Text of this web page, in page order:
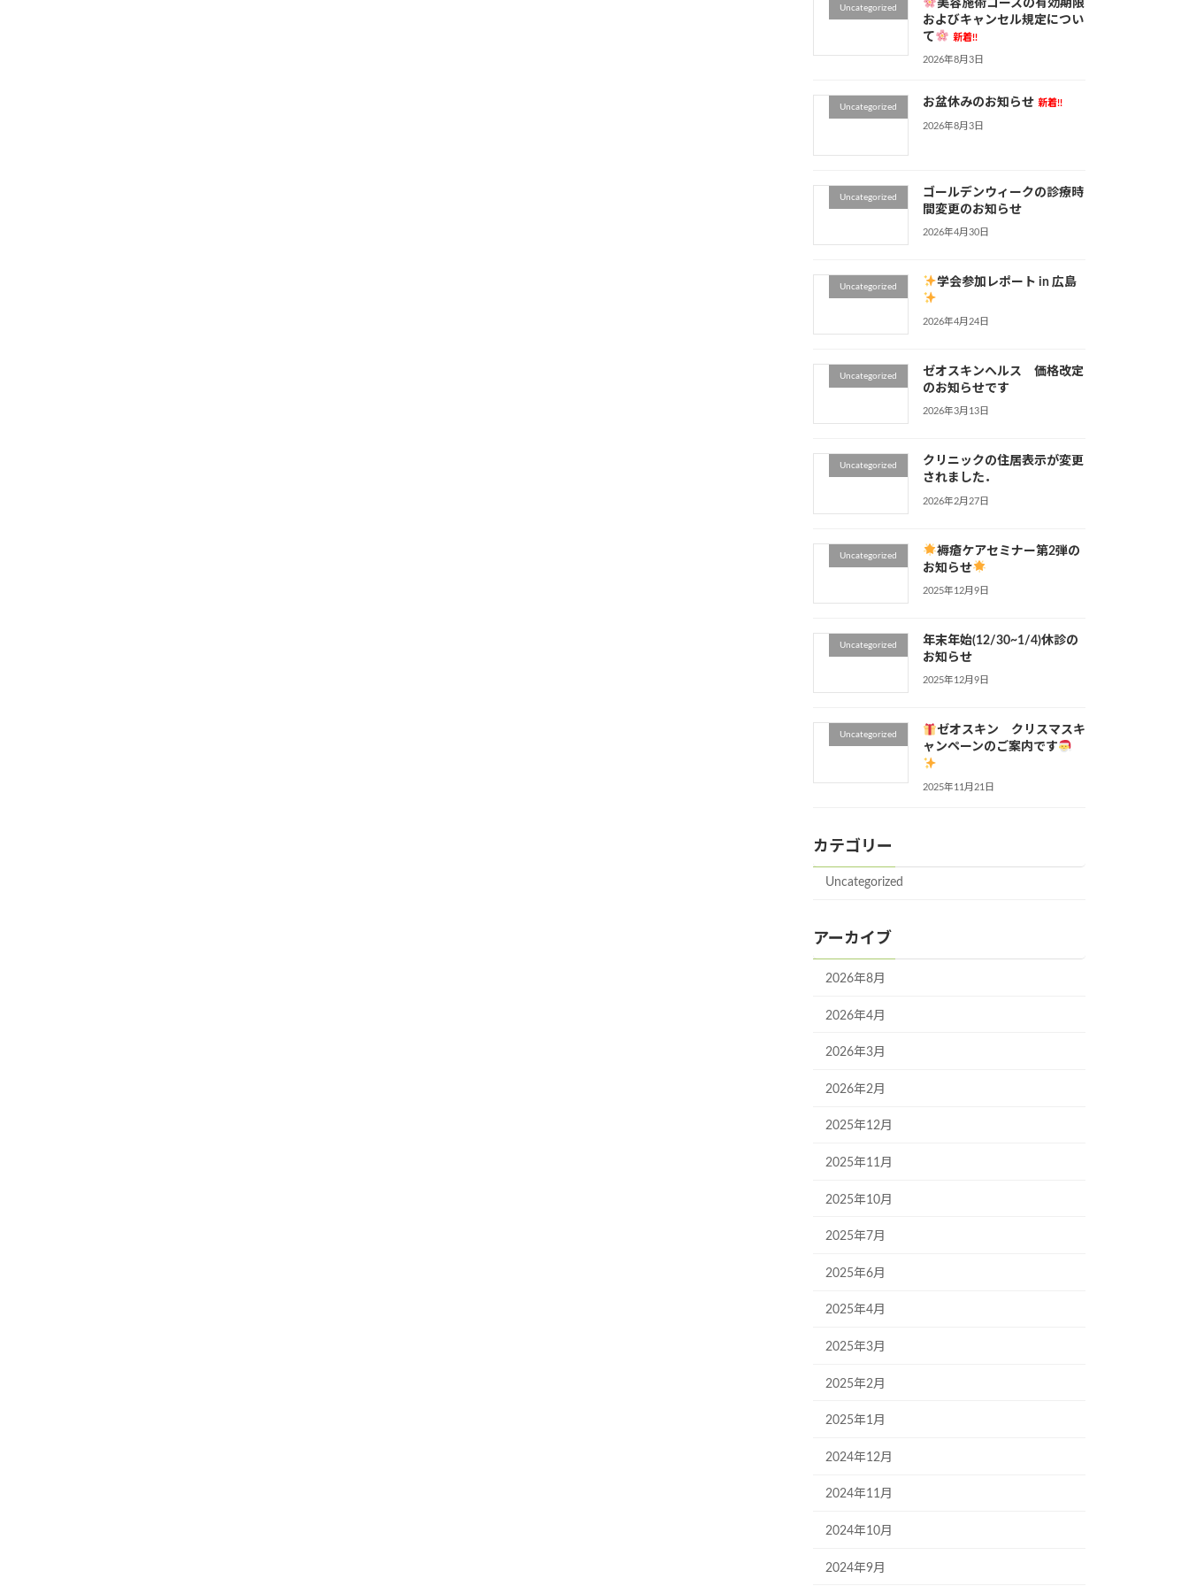
Uncategorized
美容施術コースの有効期限
およびキャンセル規定につい
て
新着!!
2026年8月3日
Uncategorized お盆休みのお知らせ 新着!!
2026年8月3日
Uncategorized
ゴールデンウィークの診療時
間変更のお知らせ
2026年4月30日
Uncategorized 学会参加レポート in 広島
2026年4月24日
Uncategorized
ゼオスキンヘルス 価格改定
のお知らせです
2026年3月13日
Uncategorized
クリニックの住居表示が変更
されました．
2026年2月27日
Uncategorized
褥瘡ケアセミナー第2弾の
お知らせ
2025年12月9日
Uncategorized
年末年始(12/30~1/4)休診の
お知らせ
2025年12月9日
Uncategorized
ゼオスキン クリスマスキ
ャンペーンのご案内です
2025年11月21日
カテゴリー
Uncategorized
アーカイブ
2026年8月
2026年4月
2026年3月
2026年2月
2025年12月
2025年11月
2025年10月
2025年7月
2025年6月
2025年4月
2025年3月
2025年2月
2025年1月
2024年12月
2024年11月
2024年10月
2024年9月